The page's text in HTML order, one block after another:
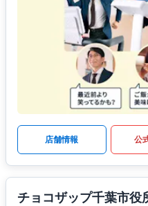
店舗情報 公
チョコザップ千葉市役